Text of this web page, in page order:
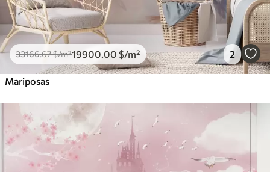
33166.67$/m²19900 .00 $/m² 2
Mariposas